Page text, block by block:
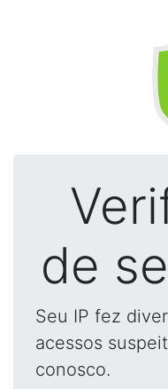
de
Seu IP fez
acessos
conosco.